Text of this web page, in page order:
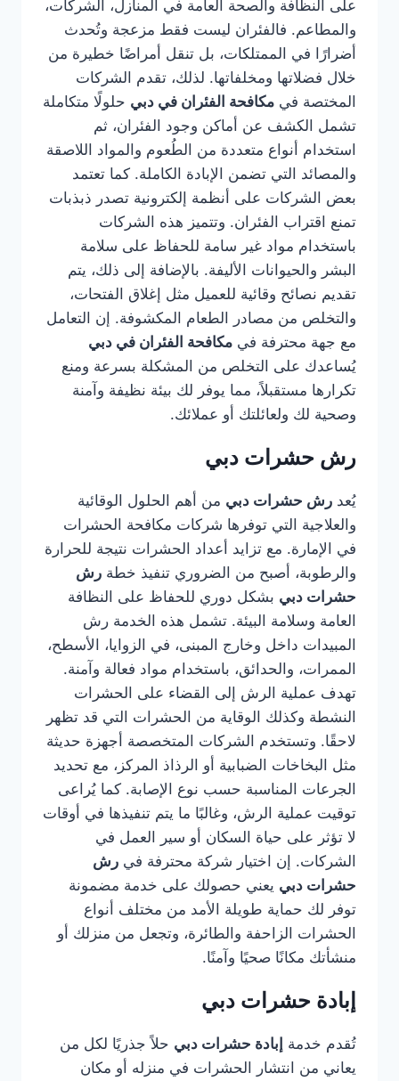
على النظافة والصحة العامة في المنازل، الشركات،
والمطاعم. فالفئران ليست فقط مزعجة وتُحدث
أضرارًا في الممتلكات، بل تنقل أمراضًا خطيرة من
خلال فضلاتها ومخلفاتها. لذلك، تقدم الشركات
المختصة في مكافحة الفئران في دبي حلولًا متكاملة
تشمل الكشف عن أماكن وجود الفئران، ثم
استخدام أنواع متعددة من الطُعوم والمواد اللاصقة
والمصائد التي تضمن الإبادة الكاملة. كما تعتمد
بعض الشركات على أنظمة إلكترونية تصدر ذبذبات
تمنع اقتراب الفئران. وتتميز هذه الشركات
باستخدام مواد غير سامة للحفاظ على سلامة
البشر والحيوانات الأليفة. بالإضافة إلى ذلك، يتم
تقديم نصائح وقائية للعميل مثل إغلاق الفتحات،
والتخلص من مصادر الطعام المكشوفة. إن التعامل
مع جهة محترفة في مكافحة الفئران في دبي
يُساعدك على التخلص من المشكلة بسرعة ومنع
تكرارها مستقبلاً، مما يوفر لك بيئة نظيفة وآمنة
وصحية لك ولعائلتك أو عملائك.
رش حشرات دبي
يُعد رش حشرات دبي من أهم الحلول الوقائية
والعلاجية التي توفرها شركات مكافحة الحشرات
في الإمارة. مع تزايد أعداد الحشرات نتيجة للحرارة
والرطوبة، أصبح من الضروري تنفيذ خطة رش
حشرات دبي بشكل دوري للحفاظ على النظافة
العامة وسلامة البيئة. تشمل هذه الخدمة رش
المبيدات داخل وخارج المبنى، في الزوايا، الأسطح،
الممرات، والحدائق، باستخدام مواد فعالة وآمنة.
تهدف عملية الرش إلى القضاء على الحشرات
النشطة وكذلك الوقاية من الحشرات التي قد تظهر
لاحقًا. وتستخدم الشركات المتخصصة أجهزة حديثة
مثل البخاخات الضبابية أو الرذاذ المركز، مع تحديد
الجرعات المناسبة حسب نوع الإصابة. كما يُراعى
توقيت عملية الرش، وغالبًا ما يتم تنفيذها في أوقات
لا تؤثر على حياة السكان أو سير العمل في
الشركات. إن اختيار شركة محترفة في رش
حشرات دبي يعني حصولك على خدمة مضمونة
توفر لك حماية طويلة الأمد من مختلف أنواع
الحشرات الزاحفة والطائرة، وتجعل من منزلك أو
منشأتك مكانًا صحيًا وآمنًا.
إبادة حشرات دبي
تُقدم خدمة إبادة حشرات دبي حلاً جذريًا لكل من
يعاني من انتشار الحشرات في منزله أو مكان